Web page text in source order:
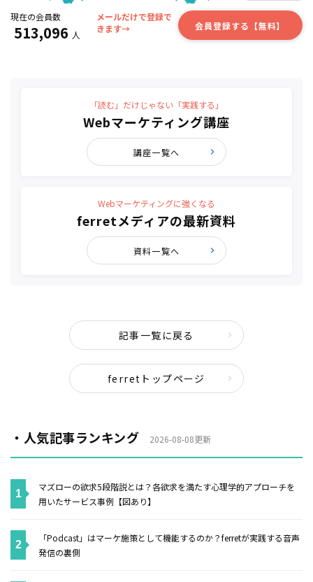
現在の会員数
513,096 人
メールだけで登録で
きます→
会員登録する【無料】
「読む」だけじゃない「実践する」
Webマーケティング講座
講座一覧へ
Webマーケティングに強くなる
ferretメディアの最新資料
資料一覧へ
記事一覧に戻る
ferretトップページ
・人気記事ランキング 2026-08-08更新
マズローの欲求5段階説とは？各欲求を満たす心理学的アプローチを
用いたサービス事例【図あり】
「Podcast」はマーケ施策として機能するのか？ferretが実践する音声
発信の裏側